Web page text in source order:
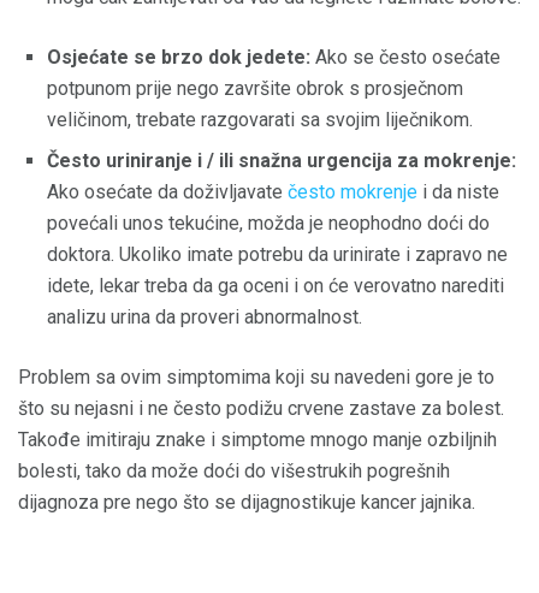
Osjećate se brzo dok jedete: Ako se često osećate
potpunom prije nego završite obrok s prosječnom
veličinom, trebate razgovarati sa svojim liječnikom.
Često uriniranje i / ili snažna urgencija za mokrenje:
Ako osećate da doživljavate često mokrenje i da niste
povećali unos tekućine, možda je neophodno doći do
doktora. Ukoliko imate potrebu da urinirate i zapravo ne
idete, lekar treba da ga oceni i on će verovatno narediti
analizu urina da proveri abnormalnost.
Problem sa ovim simptomima koji su navedeni gore je to
što su nejasni i ne često podižu crvene zastave za bolest.
Takođe imitiraju znake i simptome mnogo manje ozbiljnih
bolesti, tako da može doći do višestrukih pogrešnih
dijagnoza pre nego što se dijagnostikuje kancer jajnika.